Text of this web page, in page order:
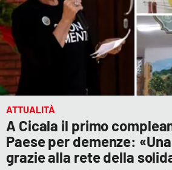
ATTUALITÀ
A Cicala il primo
Paese per demenze:
grazie alla rete della